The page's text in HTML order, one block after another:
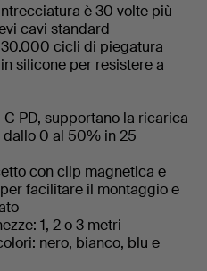
è 30 volte più
cavi standard
cicli di piegatura
silicone per resistere a
PD, supportano la ricarica
dallo 0 al 50% in 25
con clip magnetica e
facilitare il montaggio e
1, 2 o 3 metri
nero, bianco, blu e